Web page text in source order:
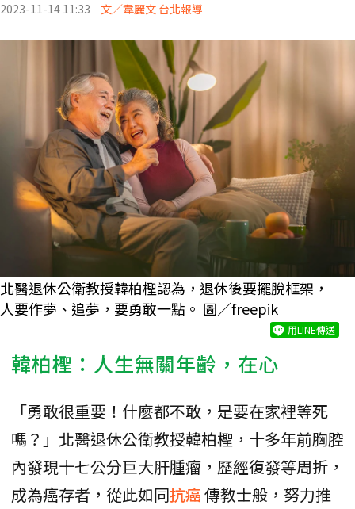
2023-11-14 11:33 文／韋麗文 台北報導
北醫退休公衛教授韓柏檉認為，退休後要擺脫框架，
人要作夢、追夢，要勇敢一點。 圖／freepik
用LINE傳送
韓柏檉：人生無關年齡，在心
「勇敢很重要！什麼都不敢，是要在家裡等死
嗎？」北醫退休公衛教授韓柏檉，十多年前胸腔
內發現十七公分巨大肝腫瘤，歷經復發等周折，
成為癌存者，從此如同抗癌傳教士般，努力推